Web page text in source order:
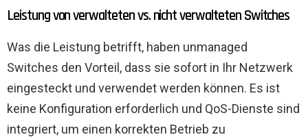
Leistung von verwalteten vs. nicht verwalteten Switches
Was die Leistung betrifft, haben unmanaged
Switches den Vorteil, dass sie sofort in Ihr Netzwerk
eingesteckt und verwendet werden können. Es ist
keine Konfiguration erforderlich und QoS-Dienste sind
integriert, um einen korrekten Betrieb zu